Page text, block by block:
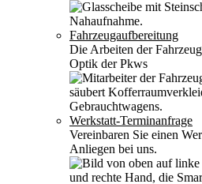
Fahrzeugaufbereitung
Die Arbeiten der
Optik der Pkws
Werkstatt-Terminanfrage
Vereinbaren Sie einen
Anliegen bei uns.